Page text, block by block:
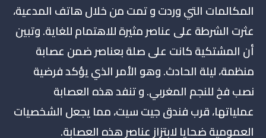
المكالمات التي وردت و تمت من خلال هاتف المدعية،
عثرت الشرطة على عناصر مثيرة للاهتمام للغاية. وتبين
أن المشتكية كانت على صلة بعناصر ضمن عصابة
منظمة، ليلة الحادث. وهو الأمر الذي يؤكد فرضية
نصب فخ للنجم المغربي. و تنفد هذه العصابة
عملياتها، قرب فندق جيت سيت، مما يجعل الشخصيات
العمومية ضحايا لابتزاز عناصر هذه العصابة.